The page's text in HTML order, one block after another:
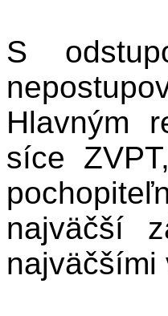
S
Hlavným
síce
najväčší
najväčšími